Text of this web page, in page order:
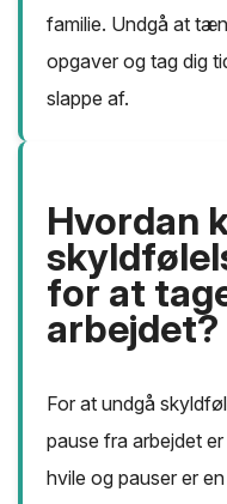
familie. Undgå at
opgaver og tag dig
slappe af.
Hvordan
for at
arbejdet?
For at undgå
pause fra arbejdet
hvile og pauser er